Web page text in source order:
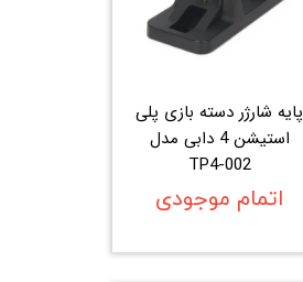
پایه شارژر دسته بازی پلی
استیشن 4 دابی مدل
TP4-002
اتمام موجودی